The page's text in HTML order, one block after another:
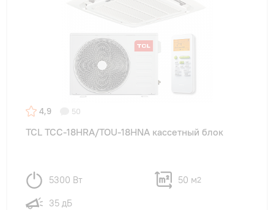
4,9 50
TCL TCC-18HRA/TOU-18HNA кассетный блок
5300 Вт 50 м2
35 дБ